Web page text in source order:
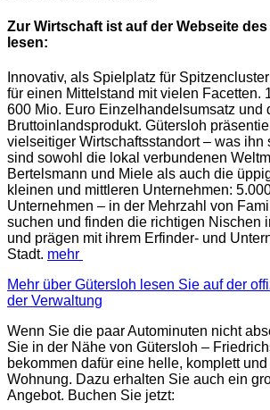
Zur Wirtschaft ist auf der Webseite
lesen:
Innovativ, als Spielplatz für
für einen Mittelstand mit vielen Facetten.
600 Mio. Euro Einzelhandelsumsatz und
Bruttoinlandsprodukt. Gütersloh
vielseitiger Wirtschaftsstandort – was ihn
sind sowohl die lokal verbundenen
Bertelsmann und Miele als auch die
kleinen und mittleren Unternehmen:
Unternehmen – in der Mehrzahl von
suchen und finden die richtigen Nischen
und prägen mit ihrem Erfinder- und
Stadt. mehr
Mehr über Gütersloh lesen Sie auf der
der Verwaltung
Wenn Sie die paar Autominuten nicht
Sie in der Nähe von Gütersloh –
bekommen dafür eine helle, komplett
Wohnung. Dazu erhalten Sie auch ein
Angebot. Buchen Sie jetzt: